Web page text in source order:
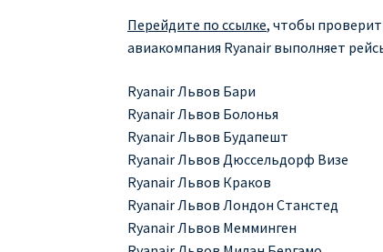
Перейдите по ссылке, чтобы
авиакомпания Ryanair выполняет
Ryanair Львов Бари
Ryanair Львов Болонья
Ryanair Львов Будапешт
Ryanair Львов Дюссельдорф Визе
Ryanair Львов Краков
Ryanair Львов Лондон Станстед
Ryanair Львов Мемминген